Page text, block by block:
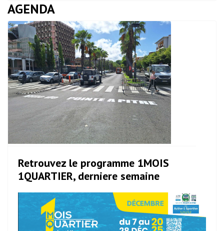
AGENDA
Retrouvez le programme 1MOIS
1QUARTIER, derniere semaine